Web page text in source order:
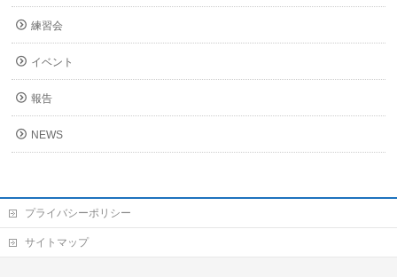
練習会
イベント
報告
NEWS
プライバシーポリシー
サイトマップ